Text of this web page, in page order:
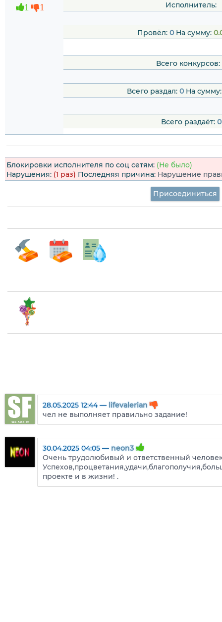
1 1 Исполнитель:
Провёл: 0На сумму:
Всего конкурсов:
Всего раздал: 0На
Всего раздаёт: 0
Блокировки исполнителя по соц сетям: (Не было)
Нарушения: (1 раз) Последняя причина: Нарушение
Присоединиться
28.05.2025 12:44 — lifevalerian
чел не выполняет правильно задание!
30.04.2025 04:05 — neon3
Очень трудолюбивый и ответственный
проекте и в жизни! .